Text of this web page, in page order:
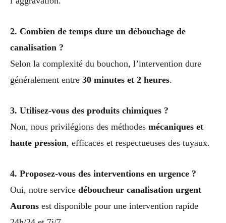
2. Combien de temps dure un débouchage de
canalisation ?
Selon la complexité du bouchon, l’intervention dure
généralement entre 30 minutes et 2 heures.
3. Utilisez-vous des produits chimiques ?
Non, nous privilégions des méthodes mécaniques et
haute pression, efficaces et respectueuses des tuyaux.
4. Proposez-vous des interventions en urgence ?
Oui, notre service déboucheur canalisation urgent
Aurons est disponible pour une intervention rapide